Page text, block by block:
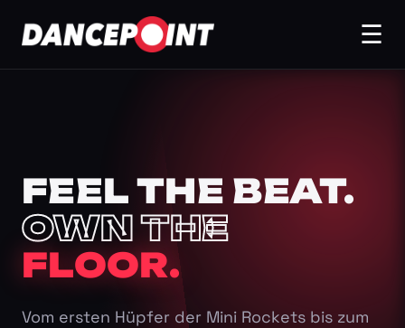
☰
FEEL THE BEAT.
OWN THE
FLOOR.
Vom ersten Hüpfer der Mini Rockets bis zum